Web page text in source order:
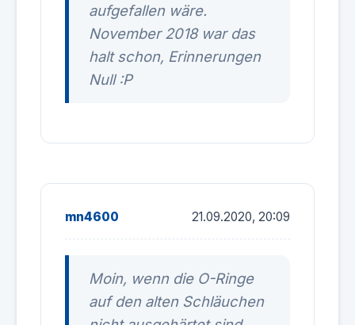
aufgefallen wäre.
November 2018 war das
halt schon, Erinnerungen
Null :P
mn4600 21.09.2020, 20:09
Moin, wenn die O-Ringe
auf den alten Schläuchen